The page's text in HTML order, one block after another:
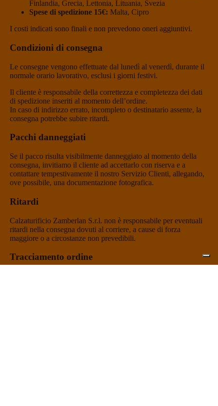
Finlandia, Grecia, Lettonia, Lituania, Svezia
Spese di spedizione 15€: Malta, Cipro
I costi indicati sono finali e non prevedono oneri aggiuntivi.
Condizioni di consegna
Le consegne vengono effettuate dal lunedì al venerdì, durante il
normale orario lavorativo, esclusi i giorni festivi.
Il cliente è responsabile della correttezza e completezza dei dati
di spedizione inseriti al momento dell’ordine.
In caso di indirizzo errato, incompleto o destinatario assente, la
consegna potrebbe subire ritardi.
Pacchi danneggiati
Se il pacco risulta visibilmente danneggiato al momento della
consegna, invitiamo il cliente ad accettarlo con riserva e a
contattare tempestivamente il nostro Servizio Clienti, allegando,
ove possibile, una documentazione fotografica.
Ritardi
Calzaturificio Zamberlan S.r.l. non è responsabile per eventuali
ritardi nella consegna dovuti al corriere, a cause di forza
maggiore o a circostanze non prevedibili.
Tracciamento ordine